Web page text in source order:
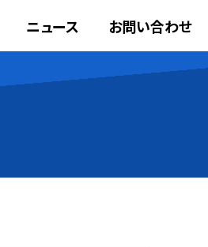
ニュース お問い合わせ